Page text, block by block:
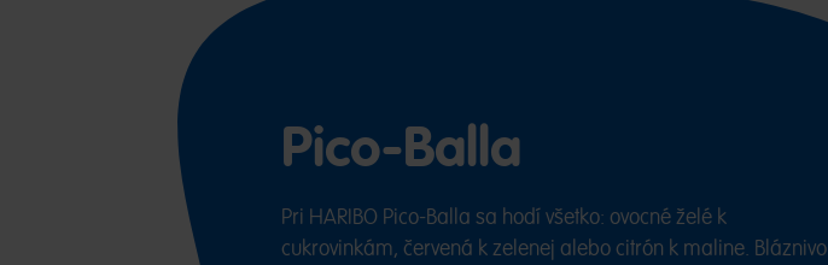
Pico-Balla
Pri HARIBO Pico-Balla sa hodí všetko: ovocné želé k
cukrovinkám, červená k zelenej alebo citrón k maline. Bláznivo